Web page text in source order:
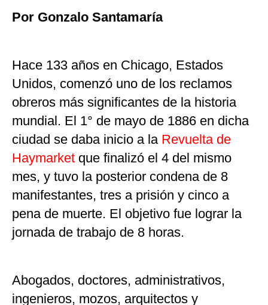
Por Gonzalo Santamaría
Hace 133 años en Chicago, Estados
Unidos, comenzó uno de los reclamos
obreros más significantes de la historia
mundial. El 1° de mayo de 1886 en dicha
ciudad se daba inicio a la Revuelta de
Haymarket que finalizó el 4 del mismo
mes, y tuvo la posterior condena de 8
manifestantes, tres a prisión y cinco a
pena de muerte. El objetivo fue lograr la
jornada de trabajo de 8 horas.
Abogados, doctores, administrativos,
ingenieros, mozos, arquitectos y